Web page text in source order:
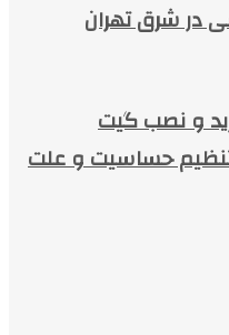
در شرق تهران
و نصب گیت
حساسیت و علت